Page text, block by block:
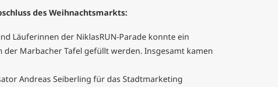
des Weihnachtsmarkts:
Läuferinnen der NiklasRUN-Parade konnte ein
Marbacher Tafel gefüllt werden. Insgesamt kamen
Andreas Seiberling für das Stadtmarketing